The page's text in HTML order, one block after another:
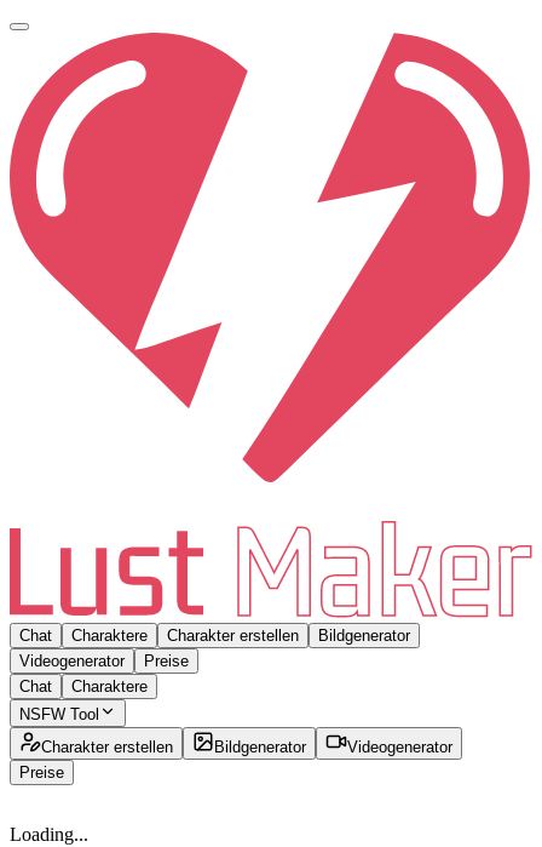
Chat Charaktere Charakter erstellen
Bildgenerator
Videogenerator
Preise
Chat
Charaktere
NSFW Tool
Charakter erstellen
Bildgenerator
Videogenerator
Preise
Loading...